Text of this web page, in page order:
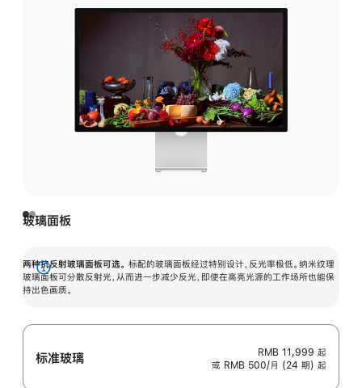
玻璃面板
两种抗反射玻璃面板可选。 标配的玻璃面板经过特别设计，反光率极低。纳米纹理
玻璃面板可分散反射光，从而进一步减少反光，即使在高亮光源的工作场所也能保
持出色画质。
展
开
标准玻璃 RMB 11,999 起
或 RMB 500/月 (24 期) 起